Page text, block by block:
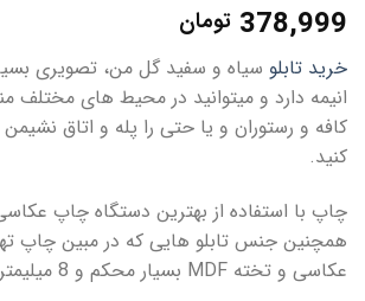
378,999 تومان
خرید تابلو سیاه و سفید گل من، تصویری
انیمه دارد و میتوانید در محیط های مختلف
کافه و رستوران و یا حتی را پله و اتاق
کنید.
چاپ با استفاده از بهترین دستگاه چاپ
همچنین جنس تابلو هایی که در مبین چاپ
عکاسی و تخته MDF بسیار محکم و 8 میلیمتر هستند.